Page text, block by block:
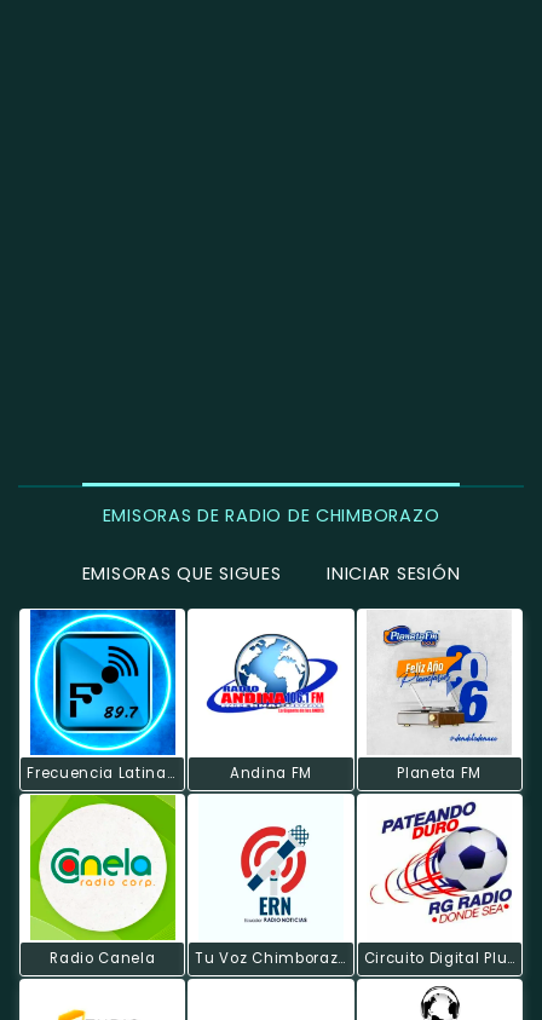
EMISORAS DE RADIO DE CHIMBORAZO
EMISORAS QUE SIGUES INICIAR SESIÓN
Frecuencia Latina Radio Andina FM Planeta FM
Radio Canela Tu Voz Chimborazo Circuito Digital Plus RG